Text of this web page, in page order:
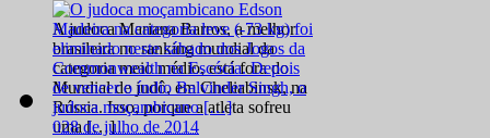
A judoca Mariana Barros, a melhor
brasileira no ranking mundial da
categoria meio médio, está fora do
Mundial de judô, em Cheliabinsk, na
Rússia. Isso, porque a atleta sofreu
uma […]
028 de julho de 2014